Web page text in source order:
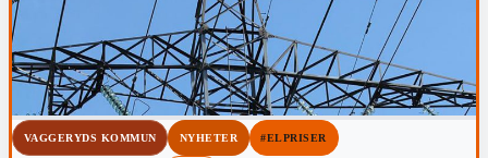
VAGGERYDS KOMMUN NYHETER #ELPRISER